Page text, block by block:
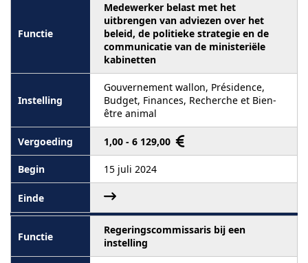
Medewerker belast met het
uitbrengen van adviezen over het
beleid, de politieke strategie en de
communicatie van de ministeriële
kabinetten
Gouvernement wallon, Présidence,
Budget, Finances, Recherche et Bien-
être animal
1,00 - 6 129,00
15 juli 2024
Regeringscommissaris bij een
instelling